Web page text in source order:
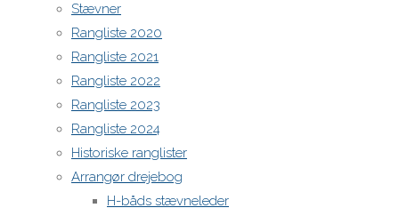
Stævner
Rangliste 2020
Rangliste 2021
Rangliste 2022
Rangliste 2023
Rangliste 2024
Historiske ranglister
Arrangør drejebog
H-båds stævneleder
Din e-
mailadresse
vil ikke
blive
publiceret.
Krævede
felter er
markeret